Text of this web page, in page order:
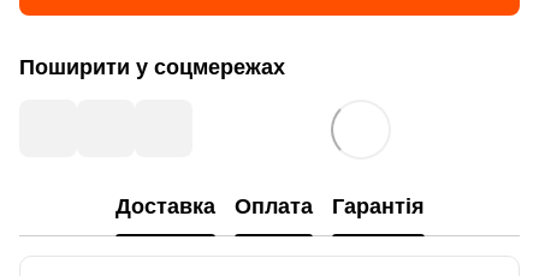
Поширити у соцмережах
Доставка Оплата Гарантія